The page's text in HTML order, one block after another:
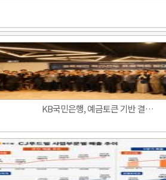
KB국민은행, 예금토큰 기반 결…